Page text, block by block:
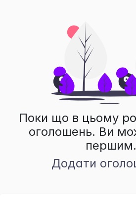
Поки що в цьому
оголошень. Ви
першим.
Додати